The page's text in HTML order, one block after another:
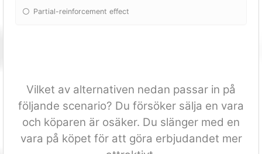
Partial-reinforcement effect
Vilket av alternativen nedan passar in på
följande scenario? Du försöker sälja en vara
och köparen är osäker. Du slänger med en
vara på köpet för att göra erbjudandet mer